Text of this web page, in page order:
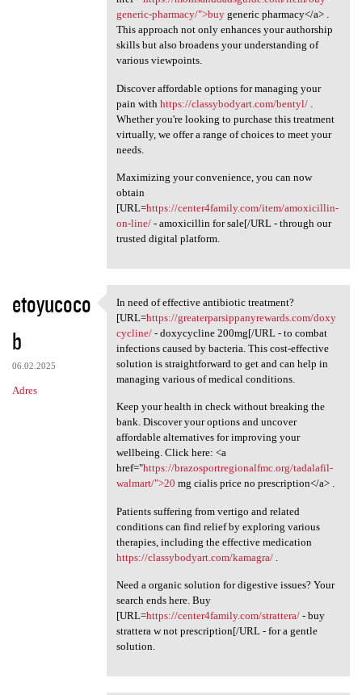
generic-pharmacy/">buygeneric pharmacy</a> .
This approach not only enhances your authorship
skills but also broadens your understanding of
various viewpoints.
Discover affordable options for managing your
pain with https://classybodyart.com/bentyl/.
Whether you're looking to purchase this treatment
virtually, we offer a range of choices to meet your
needs.
Maximizing your convenience, you can now
obtain
[URL=https://center4family.com/item/amoxicillin-
on-line/- amoxicillin for sale[/URL - through our
trusted digital platform.
etoyucoco
b
06.02.2025
Adres
In need of effective
In need of effective antibiotic treatment?
[URL=https://greaterparsippanyrewards.com/doxy
cycline/- doxycycline 200mg[/URL - to combat
infections caused by bacteria. This cost-effective
solution is straightforward to get and can help in
managing various of medical conditions.
Keep your health in check without breaking the
bank. Discover your options and uncover
affordable alternatives for improving your
wellbeing. Click here: <a
href="https://brazosportregionalfmc.org/tadalafil-
walmart/">20 mg cialis price no prescription</a> .
Patients suffering from vertigo and related
conditions can find relief by exploring various
therapies, including the effective medication
https://classybodyart.com/kamagra/.
Need a organic solution for digestive issues? Your
search ends here. Buy
[URL=https://center4family.com/strattera/- buy
strattera w not prescription[/URL - for a gentle
solution.